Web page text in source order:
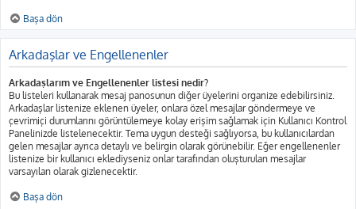
Başa dön
Arkadaşlar ve Engellenenler
Arkadaşlarım ve Engellenenler listesi nedir?
Bu listeleri kullanarak mesaj panosunun diğer üyelerini organize edebilirsiniz.
Arkadaşlar listenize eklenen üyeler, onlara özel mesajlar göndermeye ve
çevrimiçi durumlarını görüntülemeye kolay erişim sağlamak için Kullanıcı Kontrol
Panelinizde listelenecektir. Tema uygun desteği sağlıyorsa, bu kullanıcılardan
gelen mesajlar ayrıca detaylı ve belirgin olarak görünebilir. Eğer engellenenler
listenize bir kullanıcı eklediyseniz onlar tarafından oluşturulan mesajlar
varsayılan olarak gizlenecektir.
Başa dön